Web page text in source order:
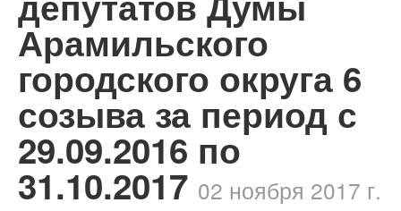
Арамильского
городского округа 6
созыва за период с
29.09.2016 по
31.10.2017 02 ноября 2017 г.